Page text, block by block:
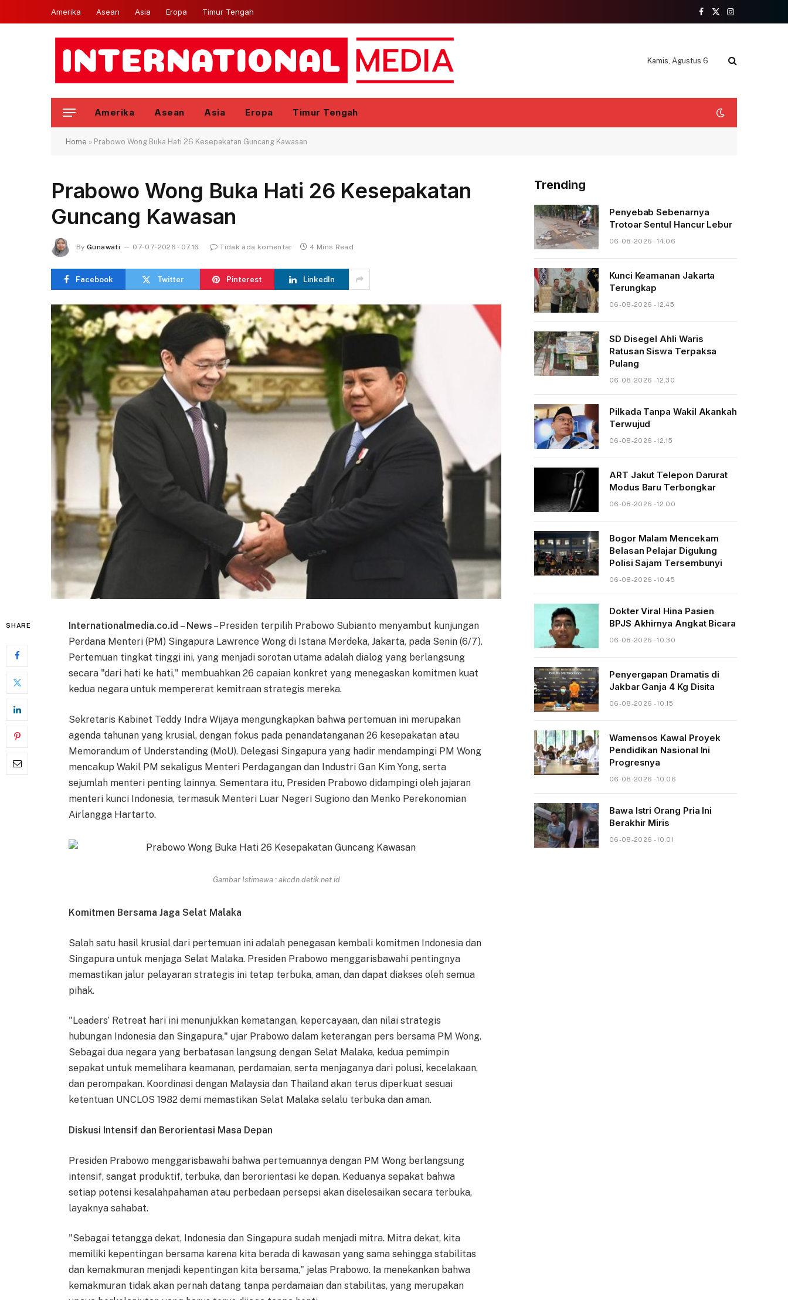
Amerika Asean Asia Eropa Timur Tengah
Facebook
X
Instagram
Kamis, Agustus 6
Amerika Asean Asia Eropa Timur Tengah
Home » Prabowo Wong Buka Hati 26 Kesepakatan Guncang Kawasan
Prabowo Wong Buka Hati 26 Kesepakatan
Guncang Kawasan
By Gunawati 07-07-2026 - 07.16 Tidak ada komentar 4 Mins Read
Facebook Twitter Pinterest LinkedIn
SHARE Internationalmedia.co.id – News – Presiden terpilih Prabowo Subianto menyambut kunjungan
Perdana Menteri (PM) Singapura Lawrence Wong di Istana Merdeka, Jakarta, pada Senin (6/7).
Pertemuan tingkat tinggi ini, yang menjadi sorotan utama adalah dialog yang berlangsung
secara "dari hati ke hati," membuahkan 26 capaian konkret yang menegaskan komitmen kuat
kedua negara untuk mempererat kemitraan strategis mereka.
Sekretaris Kabinet Teddy Indra Wijaya mengungkapkan bahwa pertemuan ini merupakan
agenda tahunan yang krusial, dengan fokus pada penandatanganan 26 kesepakatan atau
Memorandum of Understanding (MoU). Delegasi Singapura yang hadir mendampingi PM Wong
mencakup Wakil PM sekaligus Menteri Perdagangan dan Industri Gan Kim Yong, serta
sejumlah menteri penting lainnya. Sementara itu, Presiden Prabowo didampingi oleh jajaran
menteri kunci Indonesia, termasuk Menteri Luar Negeri Sugiono dan Menko Perekonomian
Airlangga Hartarto.
Gambar Istimewa : akcdn.detik.net.id
Komitmen Bersama Jaga Selat Malaka
Salah satu hasil krusial dari pertemuan ini adalah penegasan kembali komitmen Indonesia dan
Singapura untuk menjaga Selat Malaka. Presiden Prabowo menggarisbawahi pentingnya
memastikan jalur pelayaran strategis ini tetap terbuka, aman, dan dapat diakses oleh semua
pihak.
"Leaders’ Retreat hari ini menunjukkan kematangan, kepercayaan, dan nilai strategis
hubungan Indonesia dan Singapura," ujar Prabowo dalam keterangan pers bersama PM Wong.
Sebagai dua negara yang berbatasan langsung dengan Selat Malaka, kedua pemimpin
sepakat untuk memelihara keamanan, perdamaian, serta menjaganya dari polusi, kecelakaan,
dan perompakan. Koordinasi dengan Malaysia dan Thailand akan terus diperkuat sesuai
ketentuan UNCLOS 1982 demi memastikan Selat Malaka selalu terbuka dan aman.
Diskusi Intensif dan Berorientasi Masa Depan
Presiden Prabowo menggarisbawahi bahwa pertemuannya dengan PM Wong berlangsung
intensif, sangat produktif, terbuka, dan berorientasi ke depan. Keduanya sepakat bahwa
setiap potensi kesalahpahaman atau perbedaan persepsi akan diselesaikan secara terbuka,
layaknya sahabat.
"Sebagai tetangga dekat, Indonesia dan Singapura sudah menjadi mitra. Mitra dekat, kita
memiliki kepentingan bersama karena kita berada di kawasan yang sama sehingga stabilitas
dan kemakmuran menjadi kepentingan kita bersama," jelas Prabowo. Ia menekankan bahwa
kemakmuran tidak akan pernah datang tanpa perdamaian dan stabilitas, yang merupakan
Trending
Penyebab Sebenarnya
Trotoar Sentul Hancur Lebur
06-08-2026 - 14.06
Kunci Keamanan Jakarta
Terungkap
06-08-2026 - 12.45
SD Disegel Ahli Waris
Ratusan Siswa Terpaksa
Pulang
06-08-2026 - 12.30
Pilkada Tanpa Wakil Akankah
Terwujud
06-08-2026 - 12.15
ART Jakut Telepon Darurat
Modus Baru Terbongkar
06-08-2026 - 12.00
Bogor Malam Mencekam
Belasan Pelajar Digulung
Polisi Sajam Tersembunyi
06-08-2026 - 10.45
Dokter Viral Hina Pasien
BPJS Akhirnya Angkat Bicara
06-08-2026 - 10.30
Penyergapan Dramatis di
Jakbar Ganja 4 Kg Disita
06-08-2026 - 10.15
Wamensos Kawal Proyek
Pendidikan Nasional Ini
Progresnya
06-08-2026 - 10.06
Bawa Istri Orang Pria Ini
Berakhir Miris
06-08-2026 - 10.01